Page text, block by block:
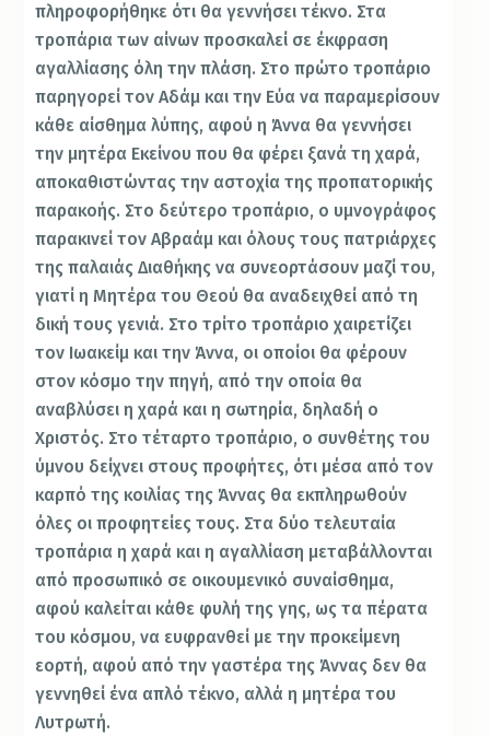
πληροφορήθηκε ότι θα γεννήσει τέκνο. Στα
τροπάρια των αίνων προσκαλεί σε έκφραση
αγαλλίασης όλη την πλάση. Στο πρώτο τροπάριο
παρηγορεί τον Αδάμ και την Εύα να παραμερίσουν
κάθε αίσθημα λύπης, αφού η Άννα θα γεννήσει
την μητέρα Εκείνου που θα φέρει ξανά τη χαρά,
αποκαθιστώντας την αστοχία της προπατορικής
παρακοής. Στο δεύτερο τροπάριο, ο υμνογράφος
παρακινεί τον Αβραάμ και όλους τους πατριάρχες
της παλαιάς Διαθήκης να συνεορτάσουν μαζί του,
γιατί η Μητέρα του Θεού θα αναδειχθεί από τη
δική τους γενιά. Στο τρίτο τροπάριο χαιρετίζει
τον Ιωακείμ και την Άννα, οι οποίοι θα φέρουν
στον κόσμο την πηγή, από την οποία θα
αναβλύσει η χαρά και η σωτηρία, δηλαδή ο
Χριστός. Στο τέταρτο τροπάριο, ο συνθέτης του
ύμνου δείχνει στους προφήτες, ότι μέσα από τον
καρπό της κοιλίας της Άννας θα εκπληρωθούν
όλες οι προφητείες τους. Στα δύο τελευταία
τροπάρια η χαρά και η αγαλλίαση μεταβάλλονται
από προσωπικό σε οικουμενικό συναίσθημα,
αφού καλείται κάθε φυλή της γης, ως τα πέρατα
του κόσμου, να ευφρανθεί με την προκείμενη
εορτή, αφού από την γαστέρα της Άννας δεν θα
γεννηθεί ένα απλό τέκνο, αλλά η μητέρα του
Λυτρωτή.